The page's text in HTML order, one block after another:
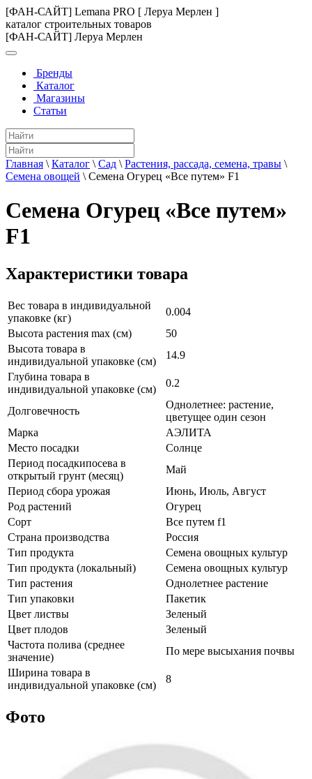
[ФАН-САЙТ] Lemana PRO [ Леруа Мерлен ]
каталог строительных товаров
[ФАН-САЙТ] Леруа Мерлен
Бренды
Каталог
Магазины
Статьи
Главная \ Каталог \ Сад \ Растения, рассада, семена, травы \
Семена овощей \ Семена Огурец «Все путем» F1
Семена Огурец «Все путем»
F1
Характеристики товара
Вес товара в индивидуальной
упаковке (кг)
0.004
Высота растения max (см)
50
Высота товара в
индивидуальной упаковке (см)
14.9
Глубина товара в
индивидуальной упаковке (см)
0.2
Долговечность
Однолетнее: растение,
цветущее один сезон
Марка
АЭЛИТА
Место посадки
Солнце
Период посадкипосева в
открытый грунт (месяц)
Май
Период сбора урожая
Июнь, Июль, Август
Род растений
Огурец
Сорт
Все путем f1
Страна производства
Россия
Тип продукта
Семена овощных культур
Тип продукта (локальный)
Семена овощных культур
Тип растения
Однолетнее растение
Тип упаковки
Пакетик
Цвет листвы
Зеленый
Цвет плодов
Зеленый
Частота полива (среднее
значение)
По мере высыхания почвы
Ширина товара в
индивидуальной упаковке (см)
8
Фото